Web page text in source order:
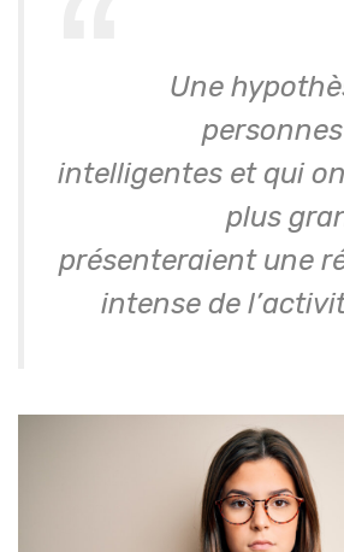
Une
intelligentes et qui
plus
présenteraient une
intense de